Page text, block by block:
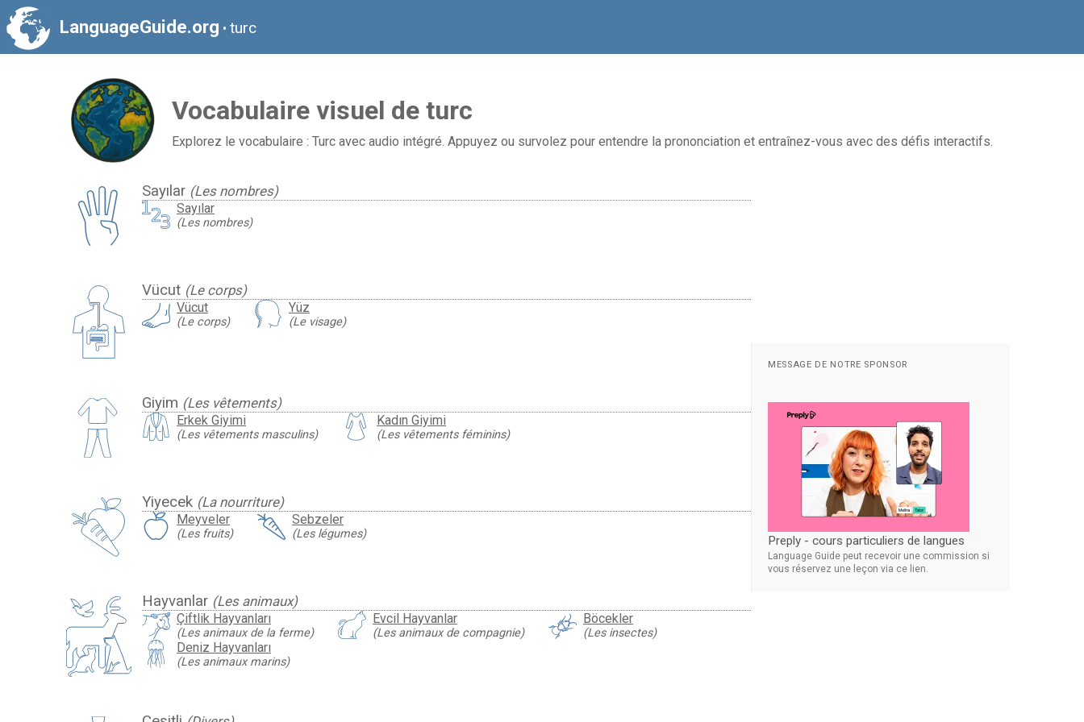
LanguageGuide.org • turc
Vocabulaire visuel de turc
Explorez le vocabulaire : Turc avec audio intégré. Appuyez ou survolez pour entendre la prononciation et entraînez-vous avec des défis interactifs.
Sayılar (Les nombres)
Sayılar
(Les nombres)
Vücut (Le corps)
Vücut
(Le corps)
Yüz
(Le visage)
Giyim (Les vêtements)
Erkek Giyimi
(Les vêtements masculins)
Kadın Giyimi
(Les vêtements féminins)
Yiyecek (La nourriture)
Meyveler
(Les fruits)
Sebzeler
(Les légumes)
Hayvanlar (Les animaux)
Çiftlik Hayvanları
(Les animaux de la ferme)
Evcil Hayvanlar
(Les animaux de compagnie)
Böcekler
(Les insectes)
Deniz Hayvanları
(Les animaux marins)
MESSAGE DE NOTRE SPONSOR
Preply - cours particuliers de langues
Language Guide peut recevoir une commission si
vous réservez une leçon via ce lien.